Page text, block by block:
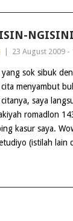
NGISINI
23 August 2009 -
yang sok sibuk
menyambut
saya
romadlon
kasur saya.
(istilah